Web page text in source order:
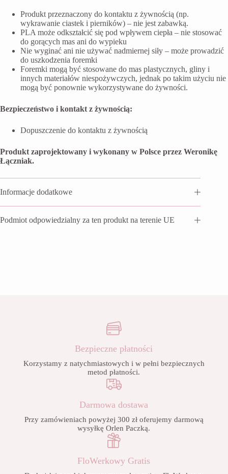
Produkt przeznaczony do kontaktu z żywnością (np.
wykrawanie ciastek i pierników) – nie jest zabawką.
PLA może odkształcić się pod wpływem ciepła – nie stosować
do gorących mas ani do wypieku
Nie wyginać ani nie używać nadmiernej siły – może prowadzić
do uszkodzenia foremki
Foremki mogą być stosowane do mas plastycznych, gliny i
innych materiałów niespożywczych, jednak po takim użyciu nie
mogą być ponownie wykorzystywane do żywności.
Bezpieczeństwo i kontakt z żywnością:
Dopuszczenie do kontaktu z żywnością
Produkt zaprojektowany i wykonany w Polsce przez Weronikę
Łączniak.
Informacje dodatkowe
Podmiot odpowiedzialny za ten produkt na terenie UE
Bezpieczne płatności
Korzystamy z natychmiastowych i w pełni bezpiecznych
metod płatności.
Darmowa dostawa
Przy zamówieniach powyżej 300 zł oferujemy darmową
wysyłkę Orlen Paczką.
FloWerkowy Gratis